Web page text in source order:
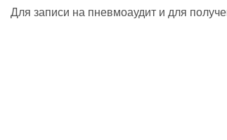
Для за­пи­си на пнев­мо­а­удит и для